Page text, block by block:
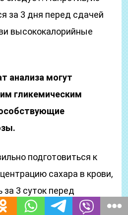
за 3 дня перед сдачей
высококалорийные
анализа могут
гликемическим
подготовиться к
сахара в крови,
3 суток перед
с высоким ГИ, такие как: